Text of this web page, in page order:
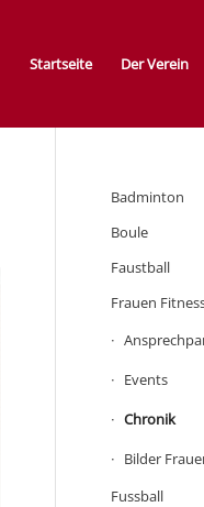
Startseite Der Verein
Badminton
Boule
Faustball
Frauen
Events
Chronik
Bilder
Fussball